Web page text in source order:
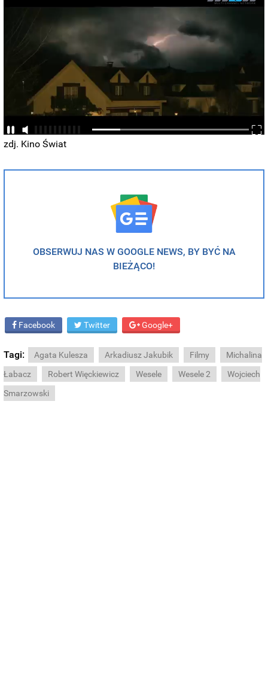
zdj. Kino Świat
OBSERWUJ NAS W GOOGLE NEWS, BY BYĆ NA
BIEŻĄCO!
Facebook Twitter Google+
Tagi: Agata Kulesza Arkadiusz Jakubik Filmy
Michalina
Łabacz
Robert Więckiewicz Wesele Wesele 2
Wojciech
Smarzowski